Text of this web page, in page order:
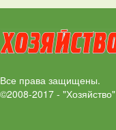
Все права защищены.
©2008-2017 - "Хозяйство"